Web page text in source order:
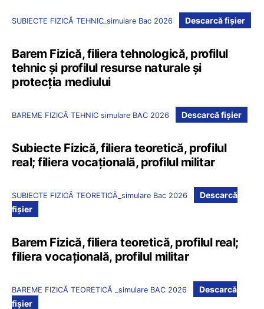
SUBIECTE FIZICĂ TEHNIC_simulare Bac 2026 Descarcă fișier
Barem Fizică, filiera tehnologică, profilul
tehnic și profilul resurse naturale și
protecția mediului
BAREME FIZICĂ TEHNIC simulare BAC 2026 Descarcă fișier
Subiecte Fizică, filiera teoretică, profilul
real; filiera vocațională, profilul militar
SUBIECTE FIZICĂ TEORETICĂ_simulare Bac 2026
Descarcă
fișier
Barem Fizică, filiera teoretică, profilul real;
filiera vocațională, profilul militar
BAREME FIZICĂ TEORETICĂ _simulare BAC 2026
Descarcă
fișier